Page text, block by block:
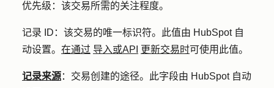
优先级： 该交易所需的关注程度。
记录 ID： 该交易的唯一标识符。此值由 HubSpot 自
动设置。 在通过 导入或API 更新交易时可使用此值。
记录来源：交易创建的途径。此字段由 HubSpot 自动